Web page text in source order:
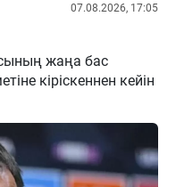
07.08.2026, 17:05
жаңа бас
кіріскеннен кейін